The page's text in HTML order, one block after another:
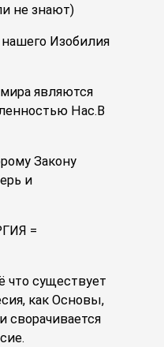
не знают)
Изобилия
являются
Нас.В
Закону
и
=
что существует
как Основы,
сворачивается